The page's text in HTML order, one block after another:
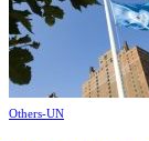
Others-UN